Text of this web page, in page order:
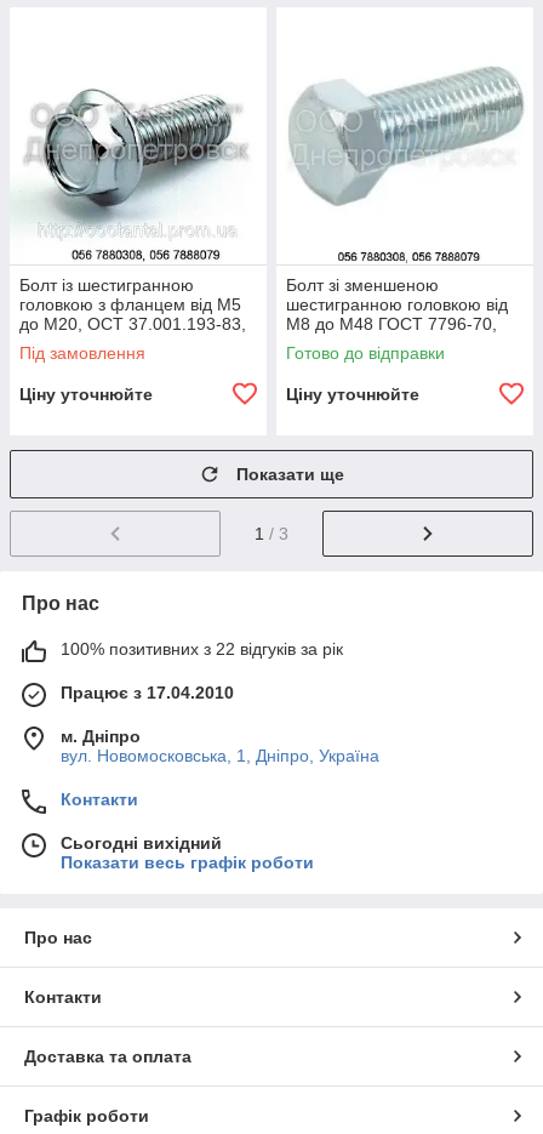
Болт із шестигранною
головкою з фланцем від М5
до М20, ОСТ 37.001.193-83,
DIN 6921, DIN 6922
Під замовлення
Ціну уточнюйте
Болт зі зменшеною
шестигранною головкою від
М8 до М48 ГОСТ 7796-70,
ГОСТ 7808-70, 15591-70
Готово до відправки
Ціну уточнюйте
Показати ще
1 / 3
Про нас
100% позитивних з 22 відгуків за рік
Працює з 17.04.2010
м. Дніпро
вул. Новомосковська, 1, Дніпро, Україна
Контакти
Сьогодні вихідний
Показати весь графік роботи
Про нас
Контакти
Доставка та оплата
Графік роботи